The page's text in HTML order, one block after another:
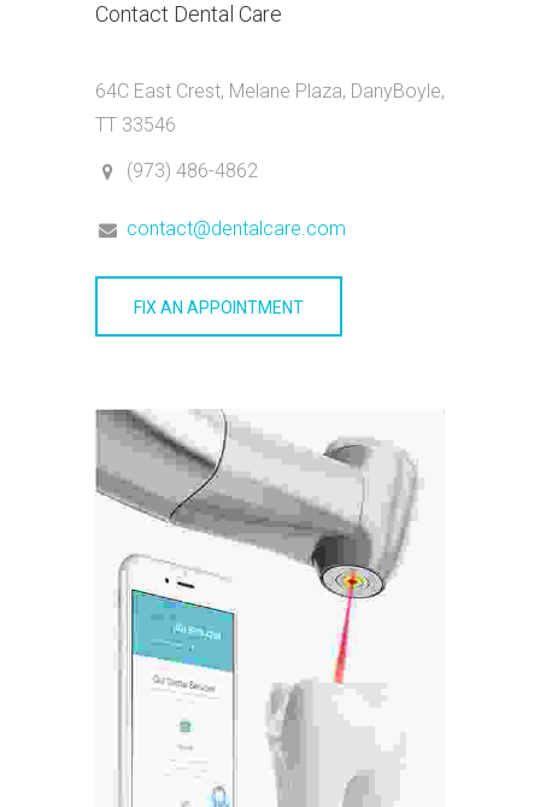
Contact Dental Care
64C East Crest, Melane Plaza, DanyBoyle,
TT 33546
(973) 486-4862
contact@dentalcare.com
FIX AN APPOINTMENT